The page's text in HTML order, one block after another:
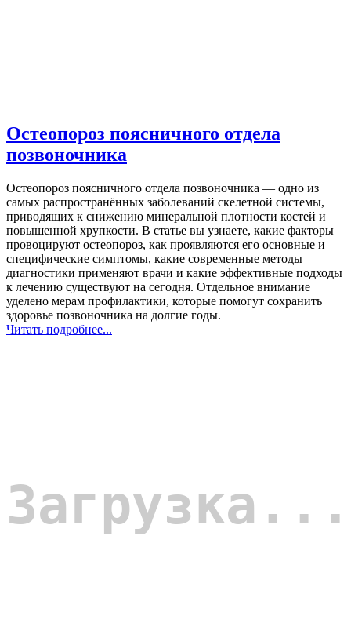
Остеопороз поясничного отдела
позвоночника
Остеопороз поясничного отдела позвоночника — одно из
самых распространённых заболеваний скелетной системы,
приводящих к снижению минеральной плотности костей и
повышенной хрупкости. В статье вы узнаете, какие факторы
провоцируют остеопороз, как проявляются его основные и
специфические симптомы, какие современные методы
диагностики применяют врачи и какие эффективные подходы
к лечению существуют на сегодня. Отдельное внимание
уделено мерам профилактики, которые помогут сохранить
здоровье позвоночника на долгие годы.
Читать подробнее...